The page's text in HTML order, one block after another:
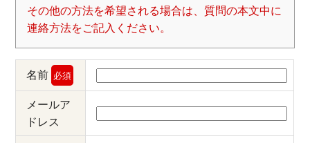
その他の方法を希望される場合は、質問の本文中に
連絡方法をご記入ください。
名前 必須
メールア
ドレス